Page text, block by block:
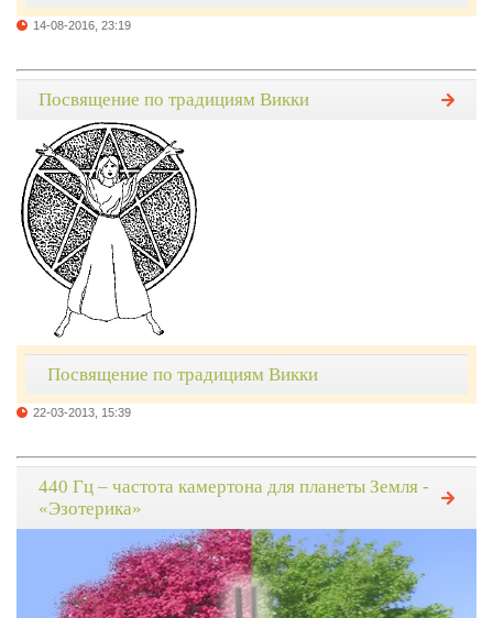
14-08-2016, 23:19
Посвящение по традициям Викки
Посвящение по традициям Викки
22-03-2013, 15:39
440 Гц – частота камертона для планеты Земля -
«Эзотерика»